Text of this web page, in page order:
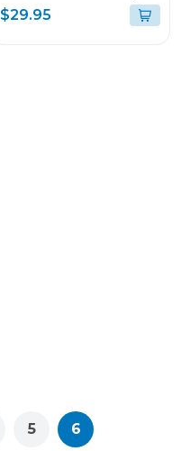
con anternas externas
855re
$29.95
5 6